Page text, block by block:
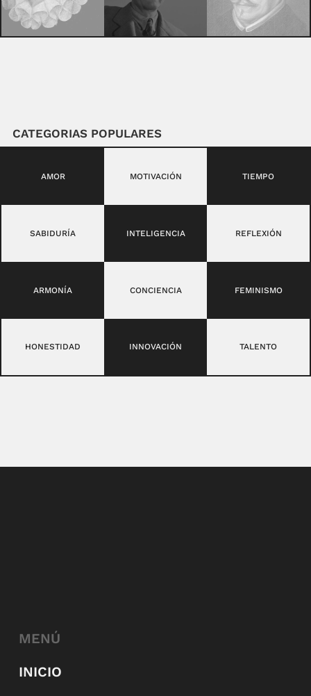
CATEGORIAS POPULARES
AMOR MOTIVACIÓN TIEMPO
SABIDURÍA INTELIGENCIA REFLEXIÓN
ARMONÍA CONCIENCIA FEMINISMO
HONESTIDAD INNOVACIÓN TALENTO
MENÚ
INICIO